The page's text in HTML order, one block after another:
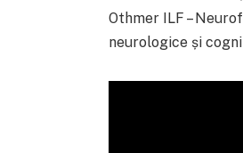
Othmer ILF –
neurologice și